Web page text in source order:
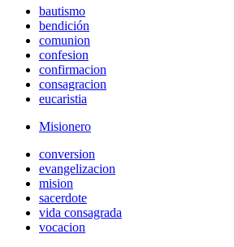
bautismo
bendición
comunion
confesion
confirmacion
consagracion
eucaristia
Misionero
conversion
evangelizacion
mision
sacerdote
vida consagrada
vocacion